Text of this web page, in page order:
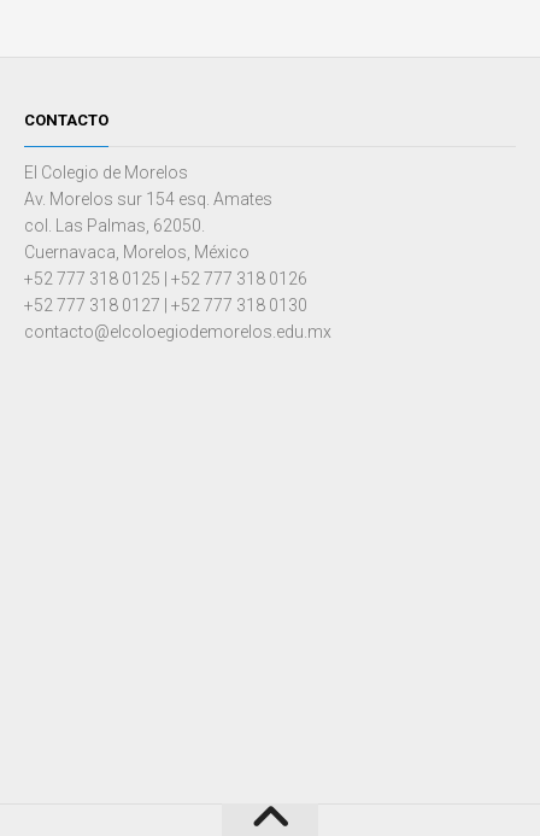
CONTACTO
El Colegio de Morelos
Av. Morelos sur 154 esq. Amates
col. Las Palmas, 62050.
Cuernavaca, Morelos, México
+52 777 318 0125 | +52 777 318 0126
+52 777 318 0127 | +52 777 318 0130
contacto@elcoloegiodemorelos.edu.mx